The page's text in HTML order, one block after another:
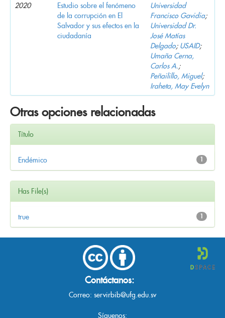
2020
Estudio sobre el fenómeno
de la corrupción en El
Salvador y sus efectos en la
ciudadanía
Universidad
Francisco Gavidia;
Universidad Dr.
José Matías
Delgado; USAID;
Umaña Cerna,
Carlos A.;
Peñailillo, Miguel;
Iraheta, May Evelyn
Otras opciones relacionadas
Título
1
Endémico
Has File(s)
1
true
Contáctanos:
Correo: servirbib@ufg.edu.sv
Síguenos: